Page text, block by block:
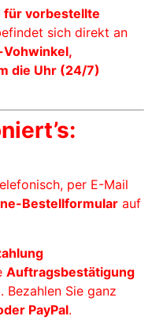
für vorbestellte
sich direkt an
die Uhr (24/7)
per E-Mail
Bestellformular auf
Auftragsbestätigung
. Bezahlen Sie ganz
PayPal.